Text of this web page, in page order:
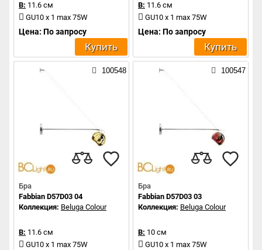
В: 11.6 см
GU10 x 1 max 75W
Цена: По запросу
Купить
В: 11.6 см
GU10 x 1 max 75W
Цена: По запросу
Купить
100548
Бра
Fabbian D57D03 04
Коллекция: Beluga Colour
В: 11.6 см
GU10 x 1 max 75W
100547
Бра
Fabbian D57D03 03
Коллекция: Beluga Colour
В: 10 см
GU10 x 1 max 75W